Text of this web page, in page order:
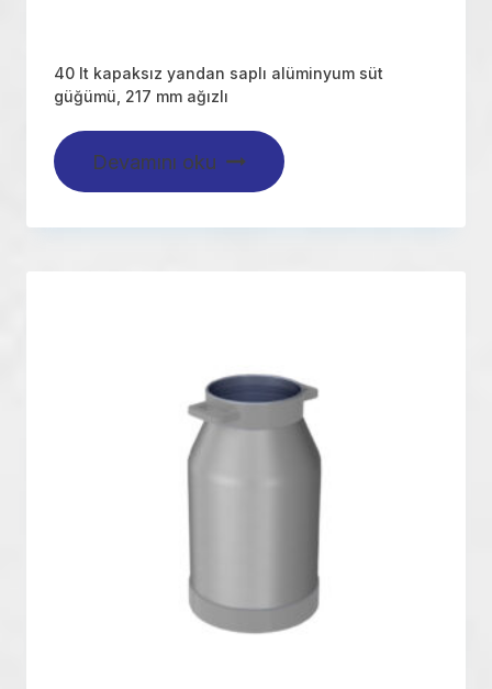
40 lt kapaksız yandan saplı alüminyum süt
güğümü, 217 mm ağızlı
Devamını oku